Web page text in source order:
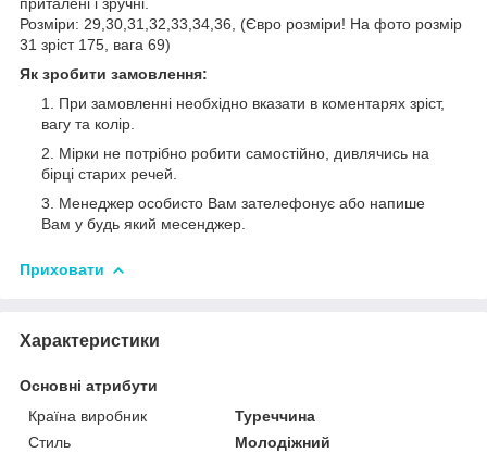
Розміри: 29,30,31,32,33,34,36, (Євро розміри! На фото розмір
31 зріст 175, вага 69)
Як зробити замовлення:
При замовленні необхідно вказати в коментарях зріст,
вагу та колір.
Мірки не потрібно робити самостійно, дивлячись на
бірці старих речей.
Менеджер особисто Вам зателефонує або напише
Вам у будь який месенджер.
Приховати
Характеристики
Основні атрибути
Країна виробник
Туреччина
Стиль
Молодіжний